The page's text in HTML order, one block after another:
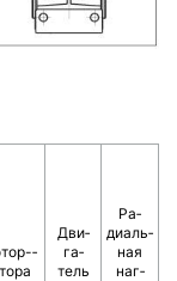
Дви­
га­
тель
Ра­
диаль­
ная
наг­